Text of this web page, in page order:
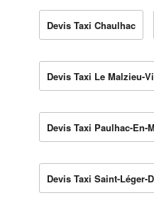
Devis Taxi Chaulhac
Devis Taxi Le Malzieu-
Devis Taxi Paulhac-En-
Devis Taxi Saint-Léger-